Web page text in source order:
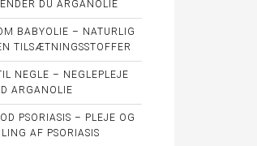
DU ARGANOLIE
BABYOLIE – NATURLIG
TILSÆTNINGSSTOFFER
NEGLE – NEGLEPLEJE
ARGANOLIE
PSORIASIS – PLEJE OG
AF PSORIASIS